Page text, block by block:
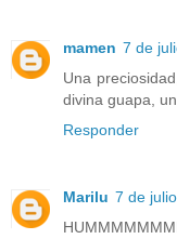
mamen 7 de
Una
divina guapa,
Responder
Marilu 7 de